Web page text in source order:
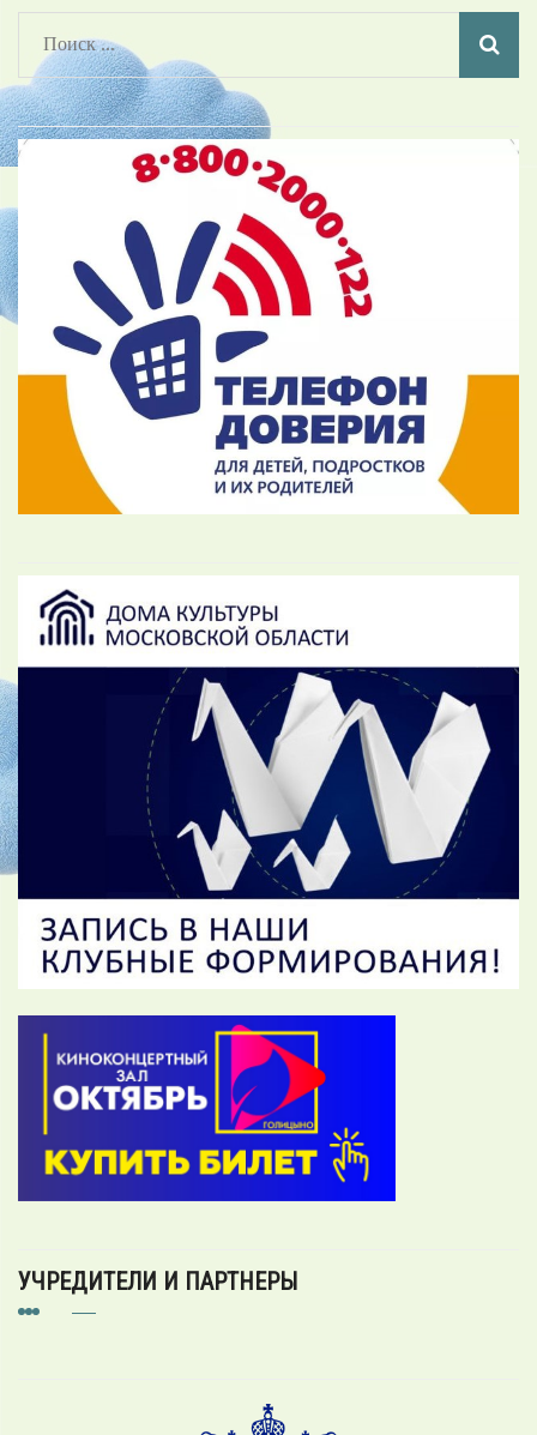
УЧРЕДИТЕЛИ И ПАРТНЕРЫ